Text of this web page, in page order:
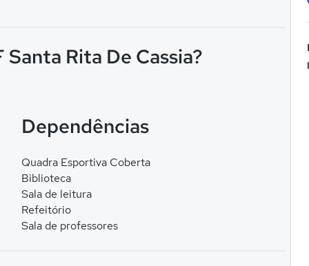
Rita De Cassia?
Dependências
Quadra Esportiva Coberta
Biblioteca
Sala de leitura
Refeitório
Sala de professores